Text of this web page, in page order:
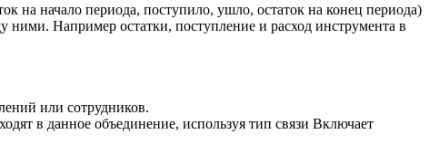
на начало периода, поступило, ушло, остаток на конец периода)
ними. Например остатки, поступление и расход инструмента в
или сотрудников.
в данное объединение, используя тип связи Включает